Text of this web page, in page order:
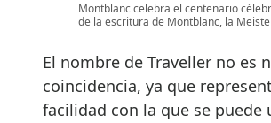
Montblanc celebra el centenario
de la escritura de Montblanc, la
El nombre de Traveller no es
coincidencia, ya que
facilidad con la que se puede